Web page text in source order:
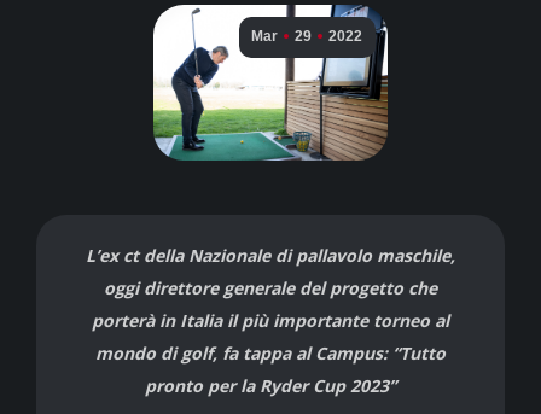
Mar 29 2022
L’ex ct della Nazionale di pallavolo maschile,
oggi direttore generale del progetto che
porterà in Italia il più importante torneo al
mondo di golf, fa tappa al Campus: “Tutto
pronto per la Ryder Cup 2023”